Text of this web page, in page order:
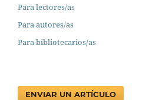
Para lectores/as
Para autores/as
Para bibliotecarios/as
ENVIAR UN ARTÍCULO